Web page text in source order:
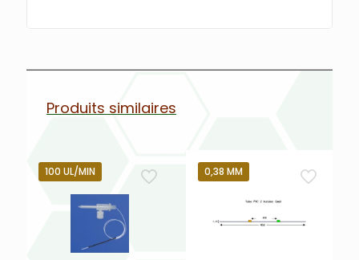
Produits similaires
100 UL/MIN 0,38 MM